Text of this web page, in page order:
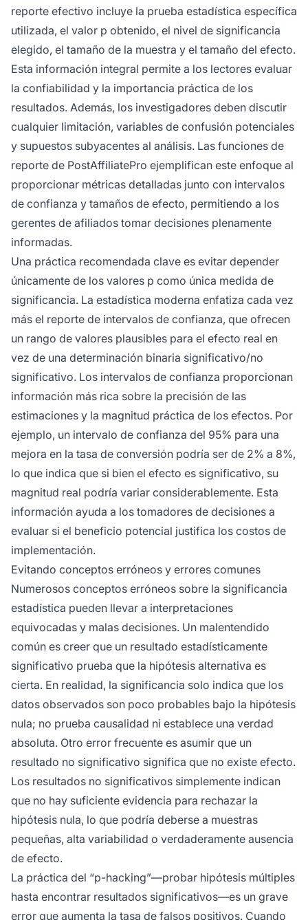
reporte efectivo incluye la prueba estadística específica
utilizada, el valor p obtenido, el nivel de significancia
elegido, el tamaño de la muestra y el tamaño del efecto.
Esta información integral permite a los lectores evaluar
la confiabilidad y la importancia práctica de los
resultados. Además, los investigadores deben discutir
cualquier limitación, variables de confusión potenciales
y supuestos subyacentes al análisis. Las funciones de
reporte de PostAffiliatePro ejemplifican este enfoque al
proporcionar métricas detalladas junto con intervalos
de confianza y tamaños de efecto, permitiendo a los
gerentes de afiliados tomar decisiones plenamente
informadas.
Una práctica recomendada clave es evitar depender
únicamente de los valores p como única medida de
significancia. La estadística moderna enfatiza cada vez
más el reporte de intervalos de confianza, que ofrecen
un rango de valores plausibles para el efecto real en
vez de una determinación binaria significativo/no
significativo. Los intervalos de confianza proporcionan
información más rica sobre la precisión de las
estimaciones y la magnitud práctica de los efectos. Por
ejemplo, un intervalo de confianza del 95% para una
mejora en la tasa de conversión podría ser de 2% a 8%,
lo que indica que si bien el efecto es significativo, su
magnitud real podría variar considerablemente. Esta
información ayuda a los tomadores de decisiones a
evaluar si el beneficio potencial justifica los costos de
implementación.
Evitando conceptos erróneos y errores comunes
Numerosos conceptos erróneos sobre la significancia
estadística pueden llevar a interpretaciones
equivocadas y malas decisiones. Un malentendido
común es creer que un resultado estadísticamente
significativo prueba que la hipótesis alternativa es
cierta. En realidad, la significancia solo indica que los
datos observados son poco probables bajo la hipótesis
nula; no prueba causalidad ni establece una verdad
absoluta. Otro error frecuente es asumir que un
resultado no significativo significa que no existe efecto.
Los resultados no significativos simplemente indican
que no hay suficiente evidencia para rechazar la
hipótesis nula, lo que podría deberse a muestras
pequeñas, alta variabilidad o verdaderamente ausencia
de efecto.
La práctica del “p-hacking”—probar hipótesis múltiples
hasta encontrar resultados significativos—es un grave
error que aumenta la tasa de falsos positivos. Cuando